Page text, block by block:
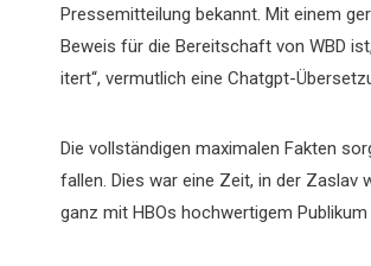
Pressemitteilung bekannt. Mit einem
Beweis für die Bereitschaft von WBD
itert“, vermutlich eine Chatgpt-
Die vollständigen maximalen Fakten
fallen. Dies war eine Zeit, in der
ganz mit HBOs hochwertigem